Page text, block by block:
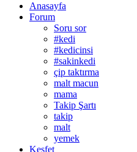
Anasayfa
Forum
Soru sor
#kedi
#kedicinsi
#sakinkedi
çip taktırma
malt macun
mama
Takip Şartı
takip
malt
yemek
Keşfet